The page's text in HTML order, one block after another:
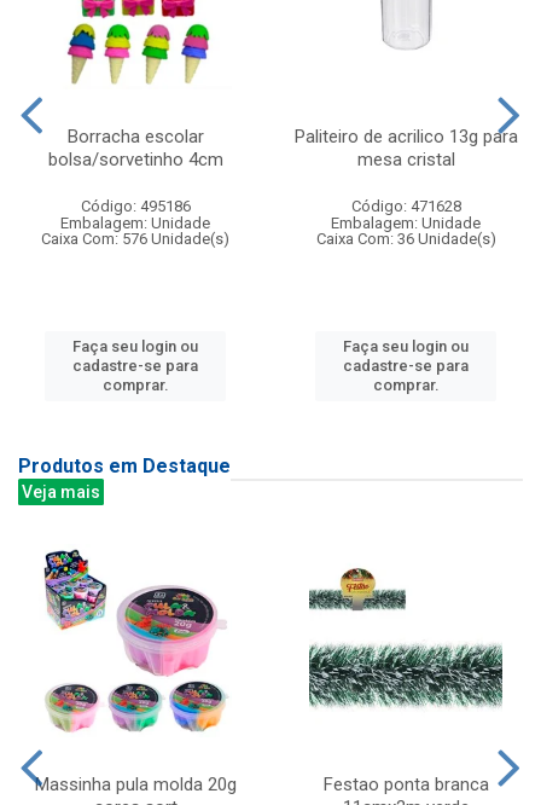
Borracha escolar
bolsa/sorvetinho 4cm
Código: 495186
Embalagem: Unidade
Caixa Com: 576 Unidade(s)
Faça seu login ou
cadastre-se para
comprar.
Paliteiro de acrilico 13g para
mesa cristal
Código: 471628
Embalagem: Unidade
Caixa Com: 36 Unidade(s)
Faça seu login ou
cadastre-se para
comprar.
Produtos em Destaque
Veja mais
Massinha pula molda 20g
Festao ponta branca